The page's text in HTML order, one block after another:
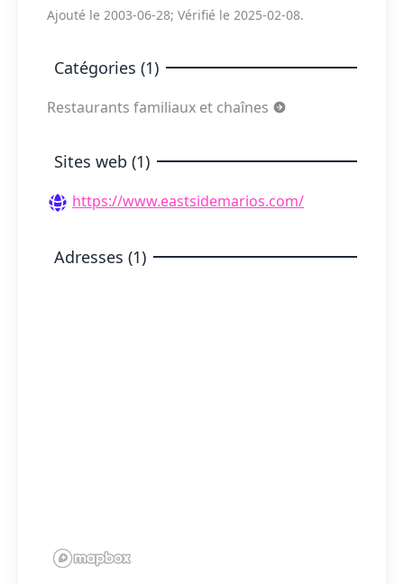
Ajouté le 2003-06-28; Vérifié le 2025-02-08.
Catégories (1)
Restaurants familiaux et chaînes
Sites web (1)
https://www.eastsidemarios.com/
Adresses (1)